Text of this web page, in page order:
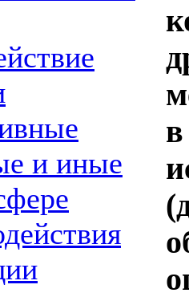
и иные